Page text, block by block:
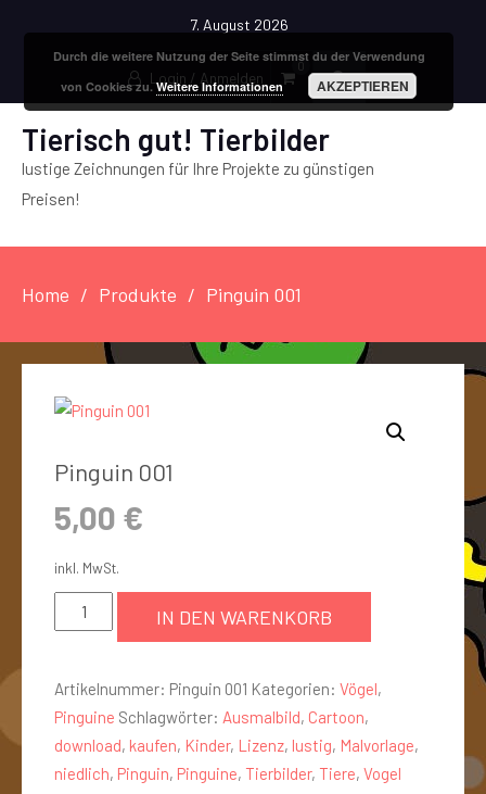
7. August 2026
Login / Anmelden
0
Tierisch gut! Tierbilder
lustige Zeichnungen für Ihre Projekte zu günstigen
Preisen!
Home Produkte Pinguin 001
Pinguin 001
5,00 €
inkl. MwSt.
IN DEN WARENKORB
Artikelnummer: Pinguin 001 Kategorien: Vögel,
Pinguine Schlagwörter: Ausmalbild, Cartoon,
download, kaufen, Kinder, Lizenz, lustig, Malvorlage,
niedlich, Pinguin, Pinguine, Tierbilder, Tiere, Vogel
Durch die weitere Nutzung der Seite stimmst du der Verwendung
von Cookies zu.Weitere Informationen AKZEPTIEREN